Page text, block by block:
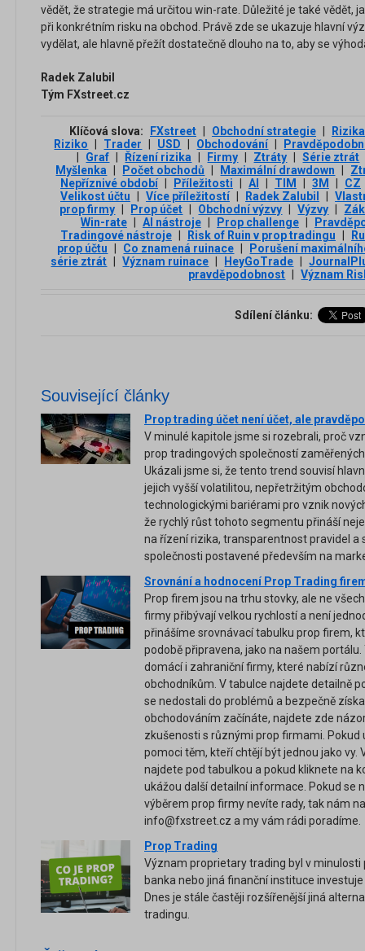
vědět, že strategie má určitou win-rate. Důležité je také vědět,
při konkrétním risku na obchod. Právě zde se ukazuje hlavní
vydělat, ale hlavně přežít dostatečně dlouho na to, aby se
Radek Zalubil
Tým FXstreet.cz
Klíčová slova: FXstreet | Obchodní strategie |
Rizika
Riziko | Trader | USD | Obchodování |
|
Graf | Řízení rizika | Firmy | Ztráty | Série ztrát
Myšlenka | Počet obchodů | Maximální drawdown |
Nepříznivé období | Příležitosti | AI | TIM | 3М |
CZ
Velikost účtu | Více příležitostí | Radek Zalubil |
prop firmy | Prop účet | Obchodní výzvy | Výzvy |
Win-rate | AI nástroje | Prop challenge |
Tradingové nástroje | Risk of Ruin v prop tradingu |
prop účtu | Co znamená ruinace |
Porušení
série ztrát | Význam ruinace | HeyGoTrade |
pravděpodobnost | Význam
Sdílení článku:
Související články
Prop trading účet není účet, ale
V minulé kapitole jsme si rozebrali, proč
prop tradingových společností
Ukázali jsme si, že tento trend souvisí
jejich vyšší volatilitou, nepřetržitým
technologickými bariérami pro vznik
že rychlý růst tohoto segmentu přináší
na řízení rizika, transparentnost pravidel
společnosti postavené především na
Srovnání a hodnocení Prop Trading
Prop firem jsou na trhu stovky, ale ne
firmy přibývají velkou rychlostí a není
přinášíme srovnávací tabulku prop firem,
podobě připravena, jako na našem
domácí i zahraniční firmy, které nabízí
obchodníkům. V tabulce najdete detailně
se nedostali do problémů a bezpečně
obchodováním začínáte, najdete zde
zkušenosti s různými prop firmami.
pomoci těm, kteří chtějí být jednou jako vy.
najdete pod tabulkou a pokud kliknete na
ukážou další detailní informace. Pokud se
výběrem prop firmy nevíte rady, tak nám
info@fxstreet.cz a my vám rádi poradíme.
Prop Trading
Význam proprietary trading byl v minulosti
banka nebo jiná finanční instituce
Dnes je stále častěji rozšířenější jiná
tradingu.